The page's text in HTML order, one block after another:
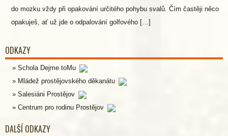
do mozku vždy při opakování určitého pohybu svalů. Čím častěji něco
opakuješ, ať už jde o odpalování golfového […]
ODKAZY
Schola Dejme toMu
Mládež prostějovského děkanátu
Salesiáni Prostějov
Centrum pro rodinu Prostějov
DALŠÍ ODKAZY